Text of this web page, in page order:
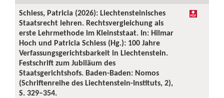
Schiess, Patricia (2026): Liechtensteinisches
Staatsrecht lehren. Rechtsvergleichung als
erste Lehrmethode im Kleinststaat. In: Hilmar
Hoch und Patricia Schiess (Hg.): 100 Jahre
Verfassungsgerichtsbarkeit in Liechtenstein.
Festschrift zum Jubiläum des
Staatsgerichtshofs. Baden-Baden: Nomos
(Schriftenreihe des Liechtenstein-Instituts, 2),
S. 329–354.